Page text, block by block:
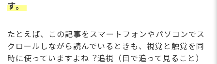
す。
たとえば、この記事をスマートフォンやパソコンでス
クロールしながら読んでいるときも、視覚と触覚を同
時に使っていますよね︖追視（⽬で追って⾒ること）